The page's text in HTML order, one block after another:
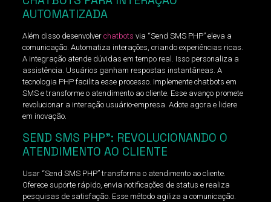
AUTOMATIZADA
Além disso desenvolver chatbots via “Send SMS PHP” eleva a
comunicação. Automatiza interações, criando experiências ricas.
A integração atende dúvidas em tempo real. Isso personaliza a
assistência. Usuários ganham respostas instantâneas. A
tecnologia PHP facilita esse processo. Implemente chatbots em
SMS e transforme o atendimento ao cliente. Esse avanço promete
revolucionar a interação usuário-empresa. Adote agora e lidere
em inovação.
SEND SMS PHP”: REVOLUCIONANDO O
ATENDIMENTO AO CLIENTE
Usar “Send SMS PHP” transforma o atendimento ao cliente.
Oferece suporte rápido, envia notificações de status e realiza
pesquisas de satisfação. Esse método agiliza a comunicação.